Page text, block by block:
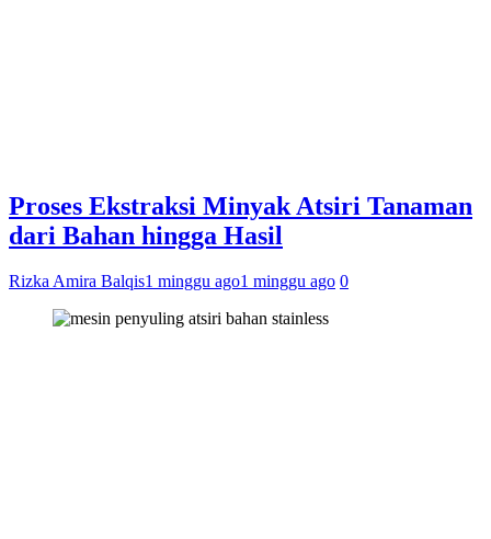
Proses Ekstraksi Minyak Atsiri Tanaman
dari Bahan hingga Hasil
Rizka Amira Balqis1 minggu ago1 minggu ago 0